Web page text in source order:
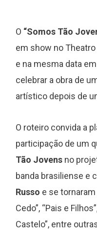
O “Somos Tão
em show no Theatro
e na mesma data
celebrar a obra de
artístico depois de
O roteiro convida a
participação de um
Tão Jovens no
banda brasiliense e
Russo e se tornaram
Cedo”, “Pais e
Castelo”, entre